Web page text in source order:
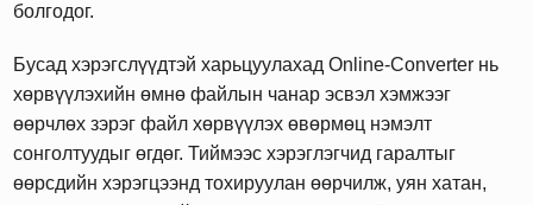
болгодог.
Бусад хэрэгслүүдтэй харьцуулахад Online-Converter нь
хөрвүүлэхийн өмнө файлын чанар эсвэл хэмжээг
өөрчлөх зэрэг файл хөрвүүлэх өвөрмөц нэмэлт
сонголтуудыг өгдөг. Тиймээс хэрэглэгчид гаралтыг
өөрсдийн хэрэгцээнд тохируулан өөрчилж, уян хатан,